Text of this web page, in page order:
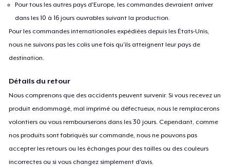
Pour tous les autres pays d'Europe, les commandes devraient arriver
dans les 10 à 16 jours ouvrables suivant la production.
Pour les commandes internationales expédiées depuis les États-Unis,
nous ne suivons pas les colis une fois qu'ils atteignent leur pays de
destination.
Détails du retour
Nous comprenons que des accidents peuvent survenir. Si vous recevez un
produit endommagé, mal imprimé ou défectueux, nous le remplacerons
volontiers ou vous rembourserons dans les 30 jours. Cependant, comme
nos produits sont fabriqués sur commande, nous ne pouvons pas
accepter les retours ou les échanges pour des tailles ou des couleurs
incorrectes ou si vous changez simplement d'avis.